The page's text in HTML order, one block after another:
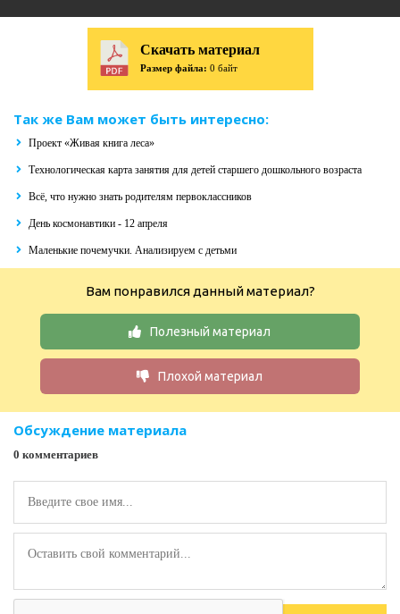
Скачать материал
Размер файла: 0 байт
Так же Вам может быть интересно:
Проект «Живая книга леса»
Технологическая карта занятия для детей старшего дошкольного возраста
Всё, что нужно знать родителям первоклассников
День космонавтики - 12 апреля
Маленькие почемучки. Анализируем с детьми
Вам понравился данный материал?
Полезный материал
Плохой материал
Обсуждение материала
0 комментариев